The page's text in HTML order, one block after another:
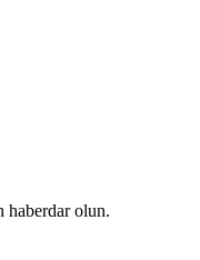
haberdar olun.